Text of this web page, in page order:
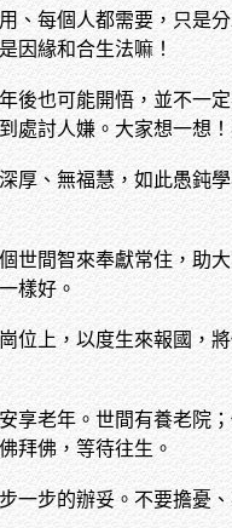
每個人都需要，只是
因緣和合生法嘛！
也可能開悟，並不一
處討人嫌。大家想一想
、無福慧，如此愚鈍
間智來奉獻常住，助
樣好。
上，以度生來報國，
老年。世間有養老院
拜佛，等待往生。
步的辦妥。不要擔憂